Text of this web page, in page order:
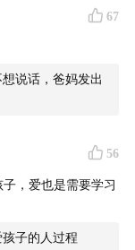
，它的作者，文
的人情世故、变
乡土」、「乡
问世时，很多人
的乡土大地，转
67
说话，爸妈发出
56
，爱也是需要学习
子的人过程